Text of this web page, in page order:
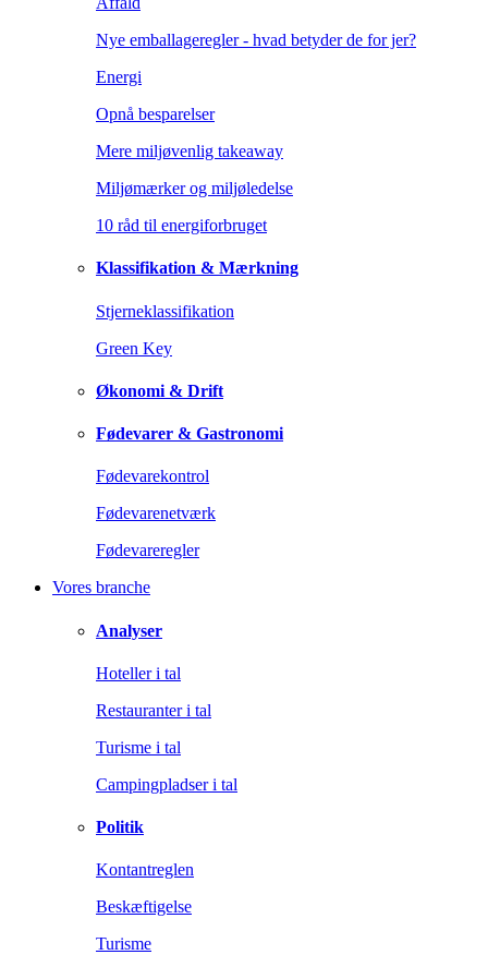
Nye emballageregler - hvad betyder de for jer?
Energi
Opnå besparelser
Mere miljøvenlig takeaway
Miljømærker og miljøledelse
10 råd til energiforbruget
Klassifikation & Mærkning
Stjerneklassifikation
Green Key
Økonomi & Drift
Fødevarer & Gastronomi
Fødevarekontrol
Fødevarenetværk
Fødevareregler
Vores branche
Analyser
Hoteller i tal
Restauranter i tal
Turisme i tal
Campingpladser i tal
Politik
Kontantreglen
Beskæftigelse
Turisme